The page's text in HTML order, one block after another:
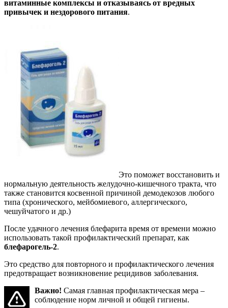
витаминные комплексы и отказываясь от вредных
привычек и нездорового питания.
Это поможет восстановить и
нормальную деятельность желудочно-кишечного тракта, что
также становится косвенной причиной демодекозов любого
типа (хронического, мейбомиевого, аллергического,
чешуйчатого и др.)
После удачного лечения блефарита время от времени можно
использовать такой профилактический препарат, как
блефарогель-2.
Это средство для повторного и профилактического лечения
предотвращает возникновение рецидивов заболевания.
Важно! Самая главная профилактическая мера –
соблюдение норм личной и общей гигиены.